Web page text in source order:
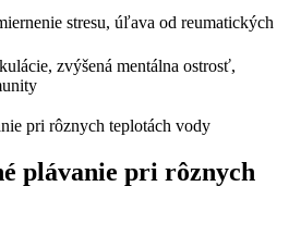
stresu, úľava od reumatických
zvýšená mentálna ostrosť,
plávanie pri rôznych